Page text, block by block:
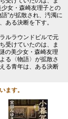
女・森崎友理子との
”が拡散され、汚濁に
ある決断を下す。
ルラウンドビルで元
受けていたのは、ま
の美少女・森崎友理
る〈物語〉が拡散さ
る青年は、ある決断
ます。